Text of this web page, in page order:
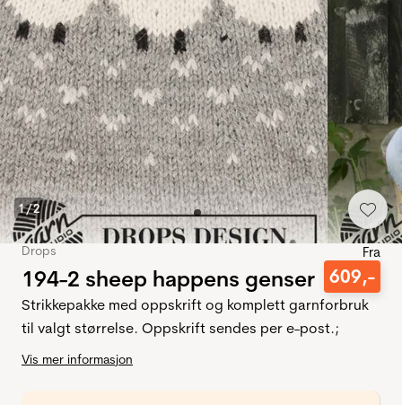
1/2
Drops
194-2 sheep happens genser
Fra
609,-
Strikkepakke med oppskrift og komplett garnforbruk
til valgt størrelse. Oppskrift sendes per e-post.;
Vis mer informasjon